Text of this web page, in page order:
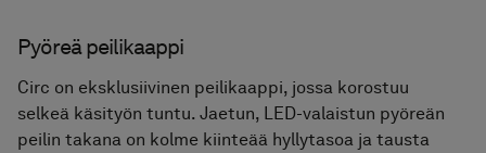
Pyöreä peilikaappi
Circ on eksklusiivinen peilikaappi, jossa korostuu
selkeä käsityön tuntu. Jaetun, LED-valaistun pyöreän
peilin takana on kolme kiinteää hyllytasoa ja tausta